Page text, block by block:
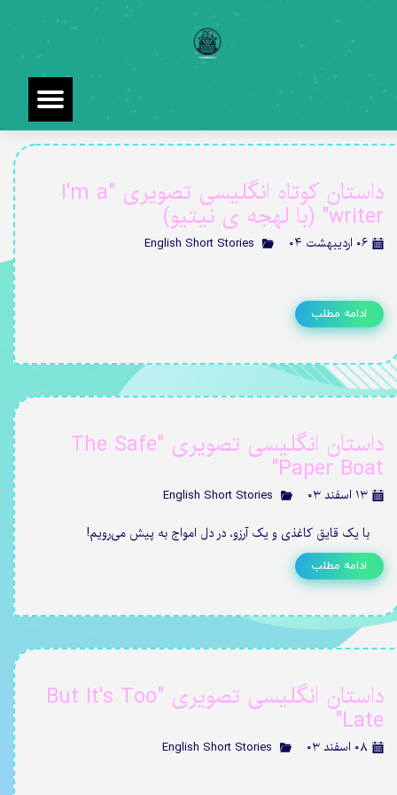
داستان کوتاه انگلیسی تصویری "I'm a
writer" (با لهجه ی نیتیو)
۰۶ اردیبهشت ۰۴ English Short Stories
ادامه مطلب
داستان انگلیسی تصویری "The Safe
Paper Boat"
۱۳ اسفند ۰۳
English Short Stories
با یک قایق کاغذی و یک آرزو، در دل امواج به پیش می‌رویم!
ادامه مطلب
داستان انگلیسی تصویری "But It's Too
Late"
۰۸ اسفند ۰۳ English Short Stories